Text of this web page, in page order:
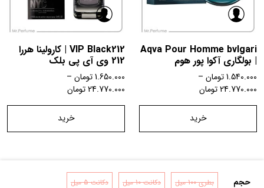
حجم بطری 100 میل دکانت 10 میل دکانت 5 میل
Aqva Pour Homme bvlgari
| بولگاری آکوا پور هوم
1.540.000تومان –
24.770.000تومان
خرید
VIP Black212 | کارولینا هررا
212 وی آی پی بلک
1.650.000تومان –
24.770.000تومان
خرید